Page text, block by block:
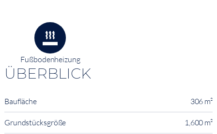
Fußbodenheizung
ÜBERBLICK
Baufläche 306 m²
Grundstücksgröße 1,600 m²